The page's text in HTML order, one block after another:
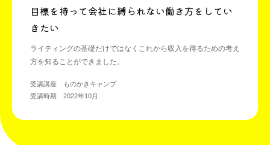
目標を持って会社に縛られない働き方をしてい
きたい
ライティングの基礎だけではなくこれから収入を得るための考え
方を知ることができました。
受講講座 ものかきキャンプ
受講時期 2022年10月